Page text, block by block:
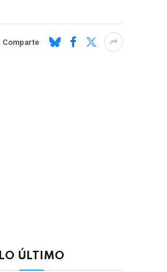
Comparte
LO ÚLTIMO